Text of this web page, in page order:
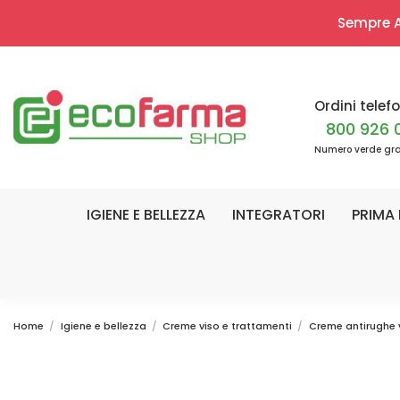
Sempre
Ordini
800 926
Numero verde
IGIENE E BELLEZZA INTEGRATORI PRIMA
Home Igiene e bellezza Creme viso e trattamenti Creme antirughe